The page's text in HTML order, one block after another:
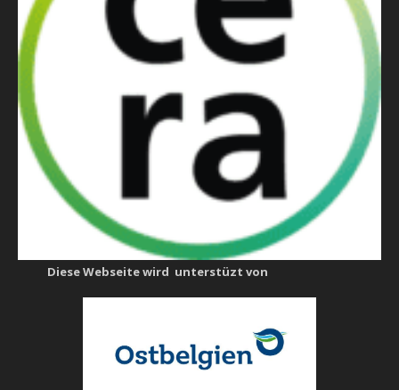
Diese Webseite wird unterstüzt von